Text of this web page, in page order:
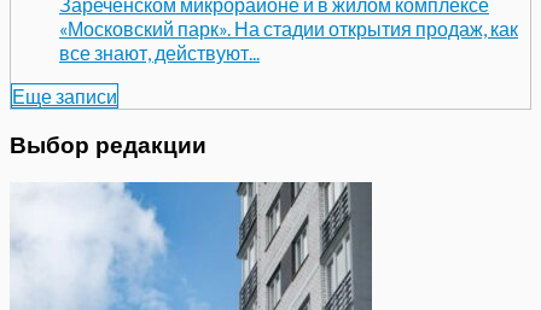
Зареченском микрорайоне и в жилом комплексе
«Московский парк». На стадии открытия продаж, как
все знают, действуют...
Еще записи
Выбор редакции